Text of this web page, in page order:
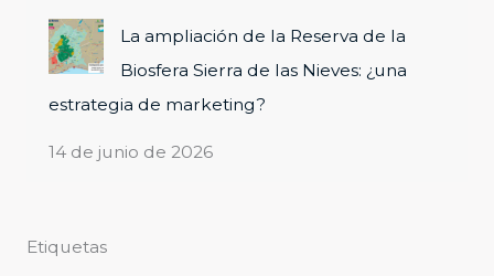
La ampliación de la Reserva de la
Biosfera Sierra de las Nieves: ¿una
estrategia de marketing?
14 de junio de 2026
Etiquetas